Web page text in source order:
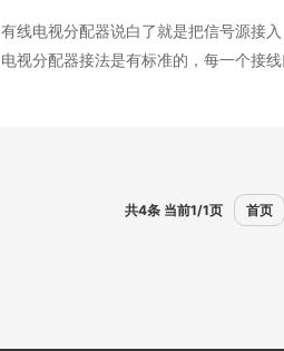
有线电视分配器说白了就是把信号源接
电视分配器接法是有标准的，每一个接
共4条 当前1/1页 首页